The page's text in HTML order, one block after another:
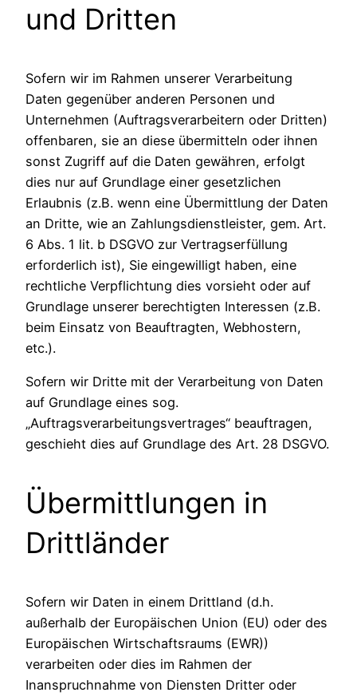
und Dritten
Sofern wir im Rahmen unserer Verarbeitung
Daten gegenüber anderen Personen und
Unternehmen (Auftragsverarbeitern oder Dritten)
offenbaren, sie an diese übermitteln oder ihnen
sonst Zugriff auf die Daten gewähren, erfolgt
dies nur auf Grundlage einer gesetzlichen
Erlaubnis (z.B. wenn eine Übermittlung der Daten
an Dritte, wie an Zahlungsdienstleister, gem. Art.
6 Abs. 1 lit. b DSGVO zur Vertragserfüllung
erforderlich ist), Sie eingewilligt haben, eine
rechtliche Verpflichtung dies vorsieht oder auf
Grundlage unserer berechtigten Interessen (z.B.
beim Einsatz von Beauftragten, Webhostern,
etc.).
Sofern wir Dritte mit der Verarbeitung von Daten
auf Grundlage eines sog.
„Auftragsverarbeitungsvertrages“ beauftragen,
geschieht dies auf Grundlage des Art. 28 DSGVO.
Übermittlungen in
Drittländer
Sofern wir Daten in einem Drittland (d.h.
außerhalb der Europäischen Union (EU) oder des
Europäischen Wirtschaftsraums (EWR))
verarbeiten oder dies im Rahmen der
Inanspruchnahme von Diensten Dritter oder